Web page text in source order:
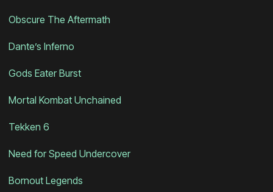
Obscure The Aftermath
Dante’s Inferno
Gods Eater Burst
Mortal Kombat Unchained
Tekken 6
Need for Speed Undercover
Bornout Legends